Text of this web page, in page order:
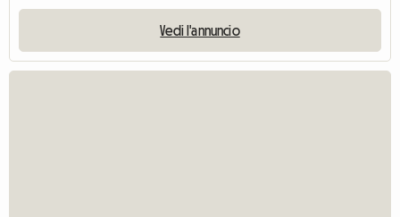
Vedi l'annuncio